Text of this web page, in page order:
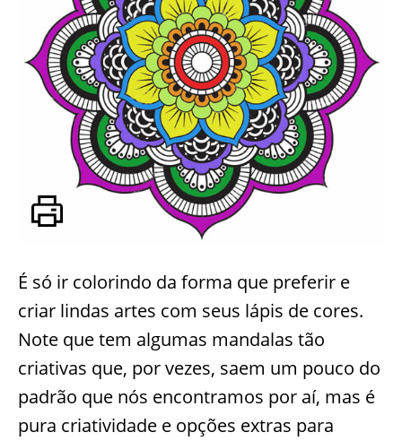
É só ir colorindo da forma que preferir e
criar lindas artes com seus lápis de cores.
Note que tem algumas mandalas tão
criativas que, por vezes, saem um pouco do
padrão que nós encontramos por aí, mas é
pura criatividade e opções extras para